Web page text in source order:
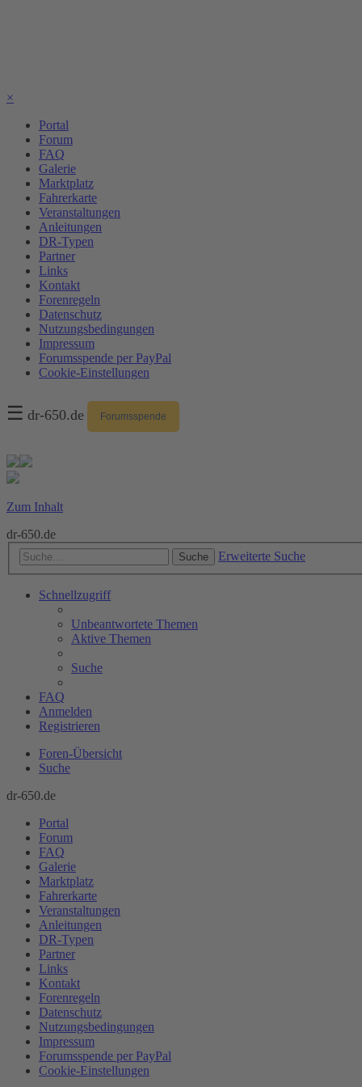
×
Portal
Forum
FAQ
Galerie
Marktplatz
Fahrerkarte
Veranstaltungen
Anleitungen
DR-Typen
Partner
Links
Kontakt
Forenregeln
Datenschutz
Nutzungsbedingungen
Impressum
Forumsspende per PayPal
Cookie-Einstellungen
☰ dr-650.de Forumsspende
Zum Inhalt
dr-650.de
Suche Erweiterte Suche
Schnellzugriff
Unbeantwortete Themen
Aktive Themen
Suche
FAQ
Anmelden
Registrieren
Foren-Übersicht
Suche
dr-650.de
Portal
Forum
FAQ
Galerie
Marktplatz
Fahrerkarte
Veranstaltungen
Anleitungen
DR-Typen
Partner
Links
Kontakt
Forenregeln
Datenschutz
Nutzungsbedingungen
Impressum
Forumsspende per PayPal
Cookie-Einstellungen